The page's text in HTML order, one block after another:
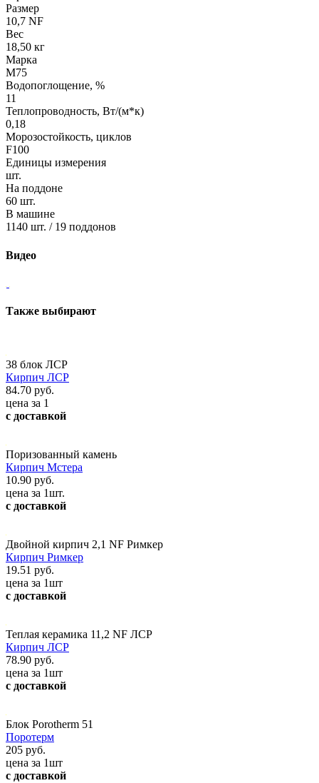
Размер
10,7 NF
Вес
18,50 кг
Марка
М75
Водопоглощение, %
11
Теплопроводность, Вт/(м*к)
0,18
Морозостойкость, циклов
F100
Единицы измерения
шт.
На поддоне
60 шт.
В машине
1140 шт. / 19 поддонов
Видео
Также выбирают
38 блок ЛСР
Кирпич ЛСР
84.70 руб.
цена за 1
с доставкой
Поризованный камень
Кирпич Мстера
10.90 руб.
цена за 1шт.
с доставкой
Двойной кирпич 2,1 NF Римкер
Кирпич Римкер
19.51 руб.
цена за 1шт
с доставкой
Теплая керамика 11,2 NF ЛСР
Кирпич ЛСР
78.90 руб.
цена за 1шт
с доставкой
Блок Porotherm 51
Поротерм
205 руб.
цена за 1шт
с доставкой